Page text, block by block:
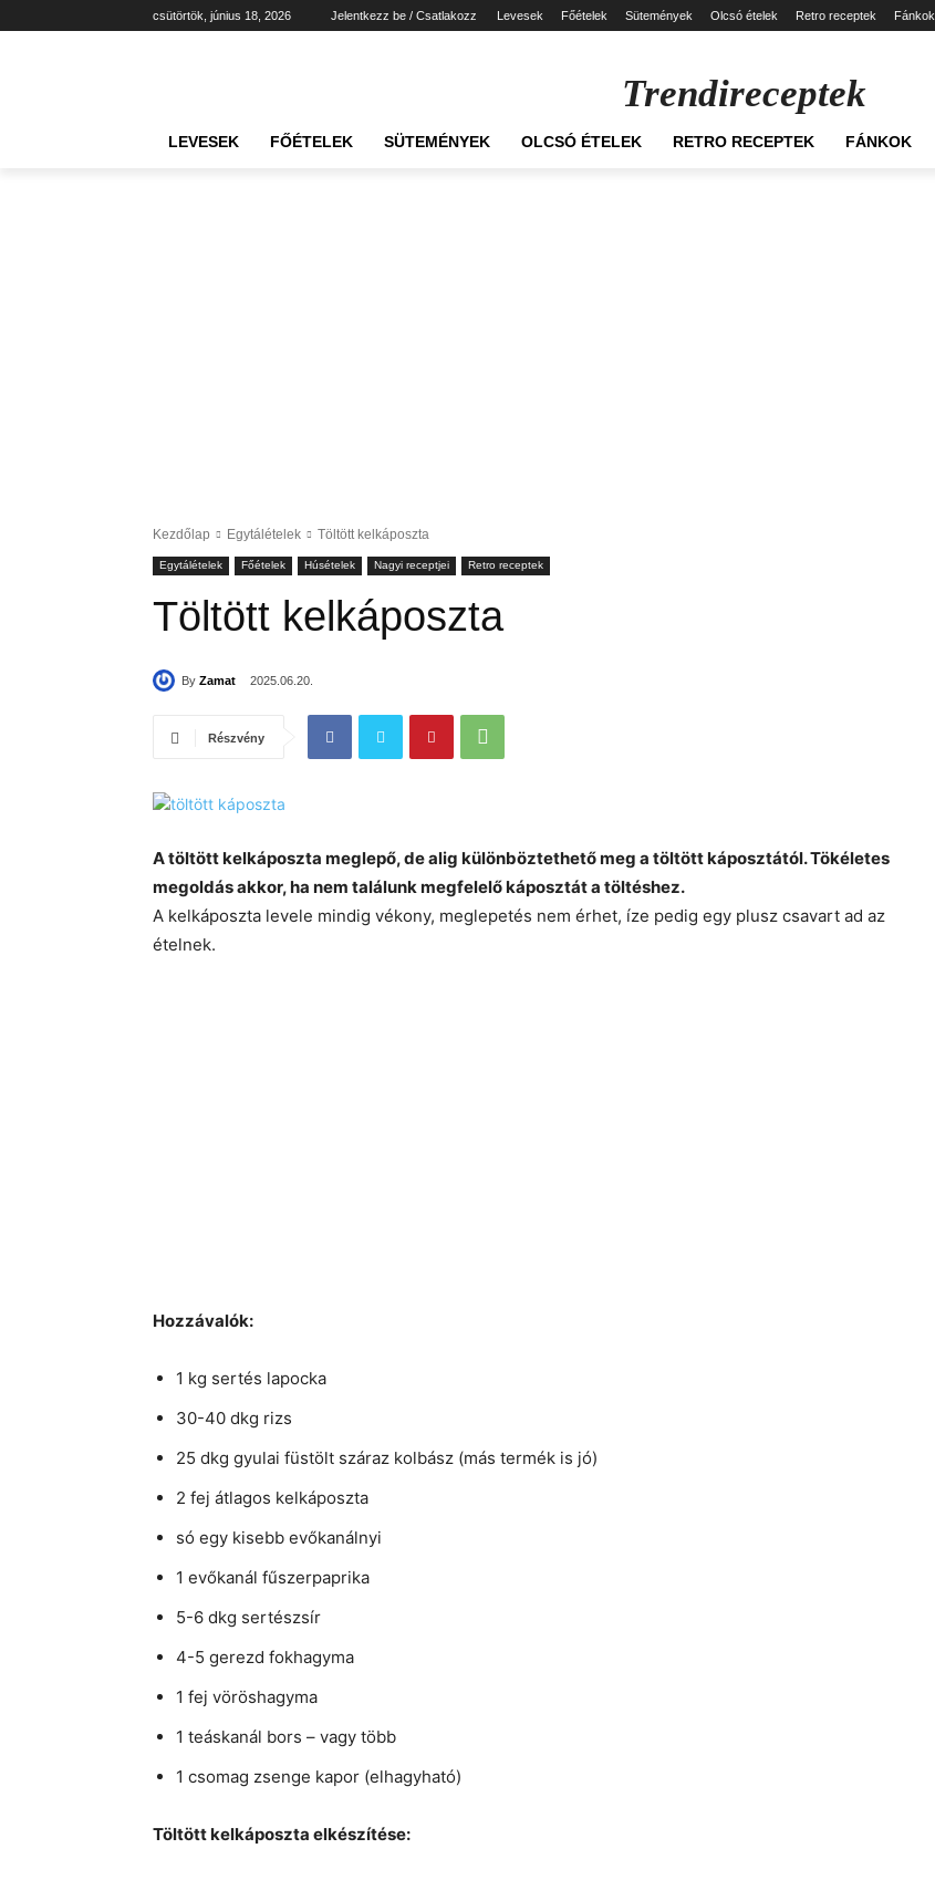
csütörtök, június 18, 2026 Jelentkezz be / Csatlakozz Levesek Főételek Sütemények Olcsó ételek Retro receptek Fánkok
Trendireceptek
LEVESEK FŐÉTELEK SÜTEMÉNYEK OLCSÓ ÉTELEK RETRO RECEPTEK FÁNKOK
Kezdőlap Egytálételek Töltött kelkáposzta
Egytálételek Főételek Húsételek Nagyi receptjei Retro receptek
Töltött kelkáposzta
By Zamat 2025.06.20.
Részvény
A töltött kelkáposzta meglepő, de alig különböztethető meg a töltött káposztától. Tökéletes
megoldás akkor, ha nem találunk megfelelő káposztát a töltéshez.
A kelkáposzta levele mindig vékony, meglepetés nem érhet, íze pedig egy plusz csavart ad az
ételnek.
Hozzávalók:
1 kg sertés lapocka
30-40 dkg rizs
25 dkg gyulai füstölt száraz kolbász (más termék is jó)
2 fej átlagos kelkáposzta
só egy kisebb evőkanálnyi
1 evőkanál fűszerpaprika
5-6 dkg sertészsír
4-5 gerezd fokhagyma
1 fej vöröshagyma
1 teáskanál bors – vagy több
1 csomag zsenge kapor (elhagyható)
Töltött kelkáposzta elkészítése: